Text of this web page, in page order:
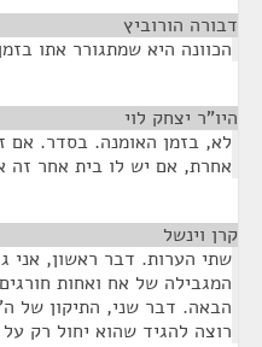
דבורה הורוביץ
הכוונה היא שמתגורר אתו
היו"ר יצחק לוי
לא, בזמן האומנה. בסדר. אם
אחרת, אם יש לו בית אחר זה
קרן וינשל
שתי הערות. דבר ראשון, אני
המגבילה של אח ואחות
הבאה. דבר שני, התיקון של
רוצה להגיד שהוא יחול רק